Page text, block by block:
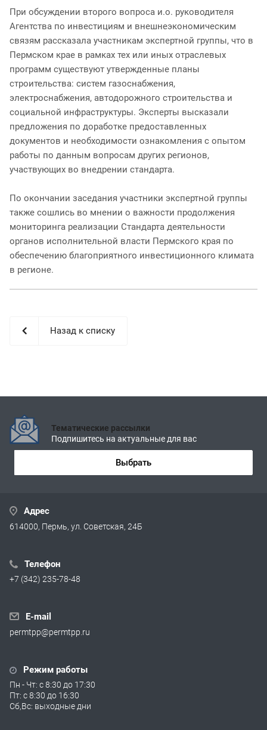
При обсуждении второго вопроса и.о. руководителя
Агентства по инвестициям и внешнеэкономическим
связям рассказала участникам экспертной группы, что в
Пермском крае в рамках тех или иных отраслевых
программ существуют утвержденные планы
строительства: систем газоснабжения,
электроснабжения, автодорожного строительства и
социальной инфраструктуры. Эксперты высказали
предложения по доработке предоставленных
документов и необходимости ознакомления с опытом
работы по данным вопросам других регионов,
участвующих во внедрении стандарта.
По окончании заседания участники экспертной группы
также сошлись во мнении о важности продолжения
мониторинга реализации Стандарта деятельности
органов исполнительной власти Пермского края по
обеспечению благоприятного инвестиционного климата
в регионе.
Назад к списку
Тематические рассылки
Подпишитесь на актуальные для вас
Выбрать
Адрес
614000, Пермь, ул. Советская, 24Б
Телефон
+7 (342) 235-78-48
E-mail
permtpp@permtpp.ru
Режим работы
Пн - Чт: с 8:30 до 17:30
Пт: с 8:30 до 16:30
Сб,Вс: выходные дни